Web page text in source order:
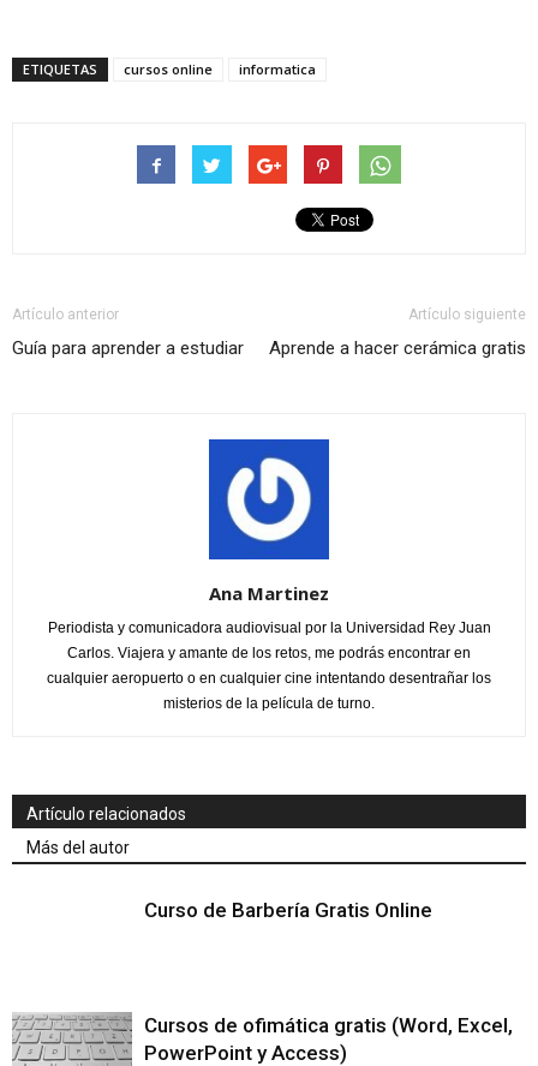
ETIQUETAS cursos online informatica
Artículo anterior
Guía para aprender a estudiar
Artículo siguiente
Aprende a hacer cerámica gratis
Ana Martinez
Periodista y comunicadora audiovisual por la Universidad Rey Juan
Carlos. Viajera y amante de los retos, me podrás encontrar en
cualquier aeropuerto o en cualquier cine intentando desentrañar los
misterios de la película de turno.
Artículo relacionados
Más del autor
Curso de Barbería Gratis Online
Cursos de ofimática gratis (Word, Excel,
PowerPoint y Access)